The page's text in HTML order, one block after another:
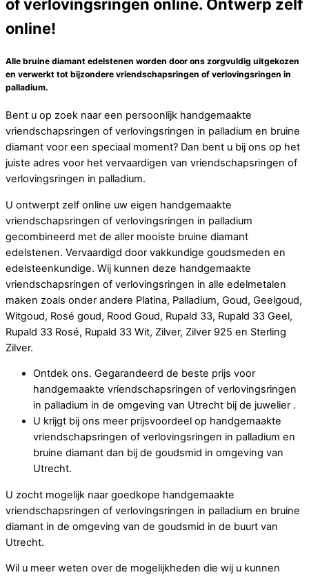
of verlovingsringen online. Ontwerp zelf
online!
Alle bruine diamant edelstenen worden door ons zorgvuldig uitgekozen
en verwerkt tot bijzondere vriendschapsringen of verlovingsringen in
palladium.
Bent u op zoek naar een persoonlijk handgemaakte
vriendschapsringen of verlovingsringen in palladium en bruine
diamant voor een speciaal moment? Dan bent u bij ons op het
juiste adres voor het vervaardigen van vriendschapsringen of
verlovingsringen in palladium.
U ontwerpt zelf online uw eigen handgemaakte
vriendschapsringen of verlovingsringen in palladium
gecombineerd met de aller mooiste bruine diamant
edelstenen. Vervaardigd door vakkundige goudsmeden en
edelsteenkundige. Wij kunnen deze handgemaakte
vriendschapsringen of verlovingsringen in alle edelmetalen
maken zoals onder andere Platina, Palladium, Goud, Geelgoud,
Witgoud, Rosé goud, Rood Goud, Rupald 33, Rupald 33 Geel,
Rupald 33 Rosé, Rupald 33 Wit, Zilver, Zilver 925 en Sterling
Zilver.
Ontdek ons. Gegarandeerd de beste prijs voor
handgemaakte vriendschapsringen of verlovingsringen
in palladium in de omgeving van Utrecht bij de juwelier .
U krijgt bij ons meer prijsvoordeel op handgemaakte
vriendschapsringen of verlovingsringen in palladium en
bruine diamant dan bij de goudsmid in omgeving van
Utrecht.
U zocht mogelijk naar goedkope handgemaakte
vriendschapsringen of verlovingsringen in palladium en bruine
diamant in de omgeving van de goudsmid in de buurt van
Utrecht.
Wil u meer weten over de mogelijkheden die wij u kunnen